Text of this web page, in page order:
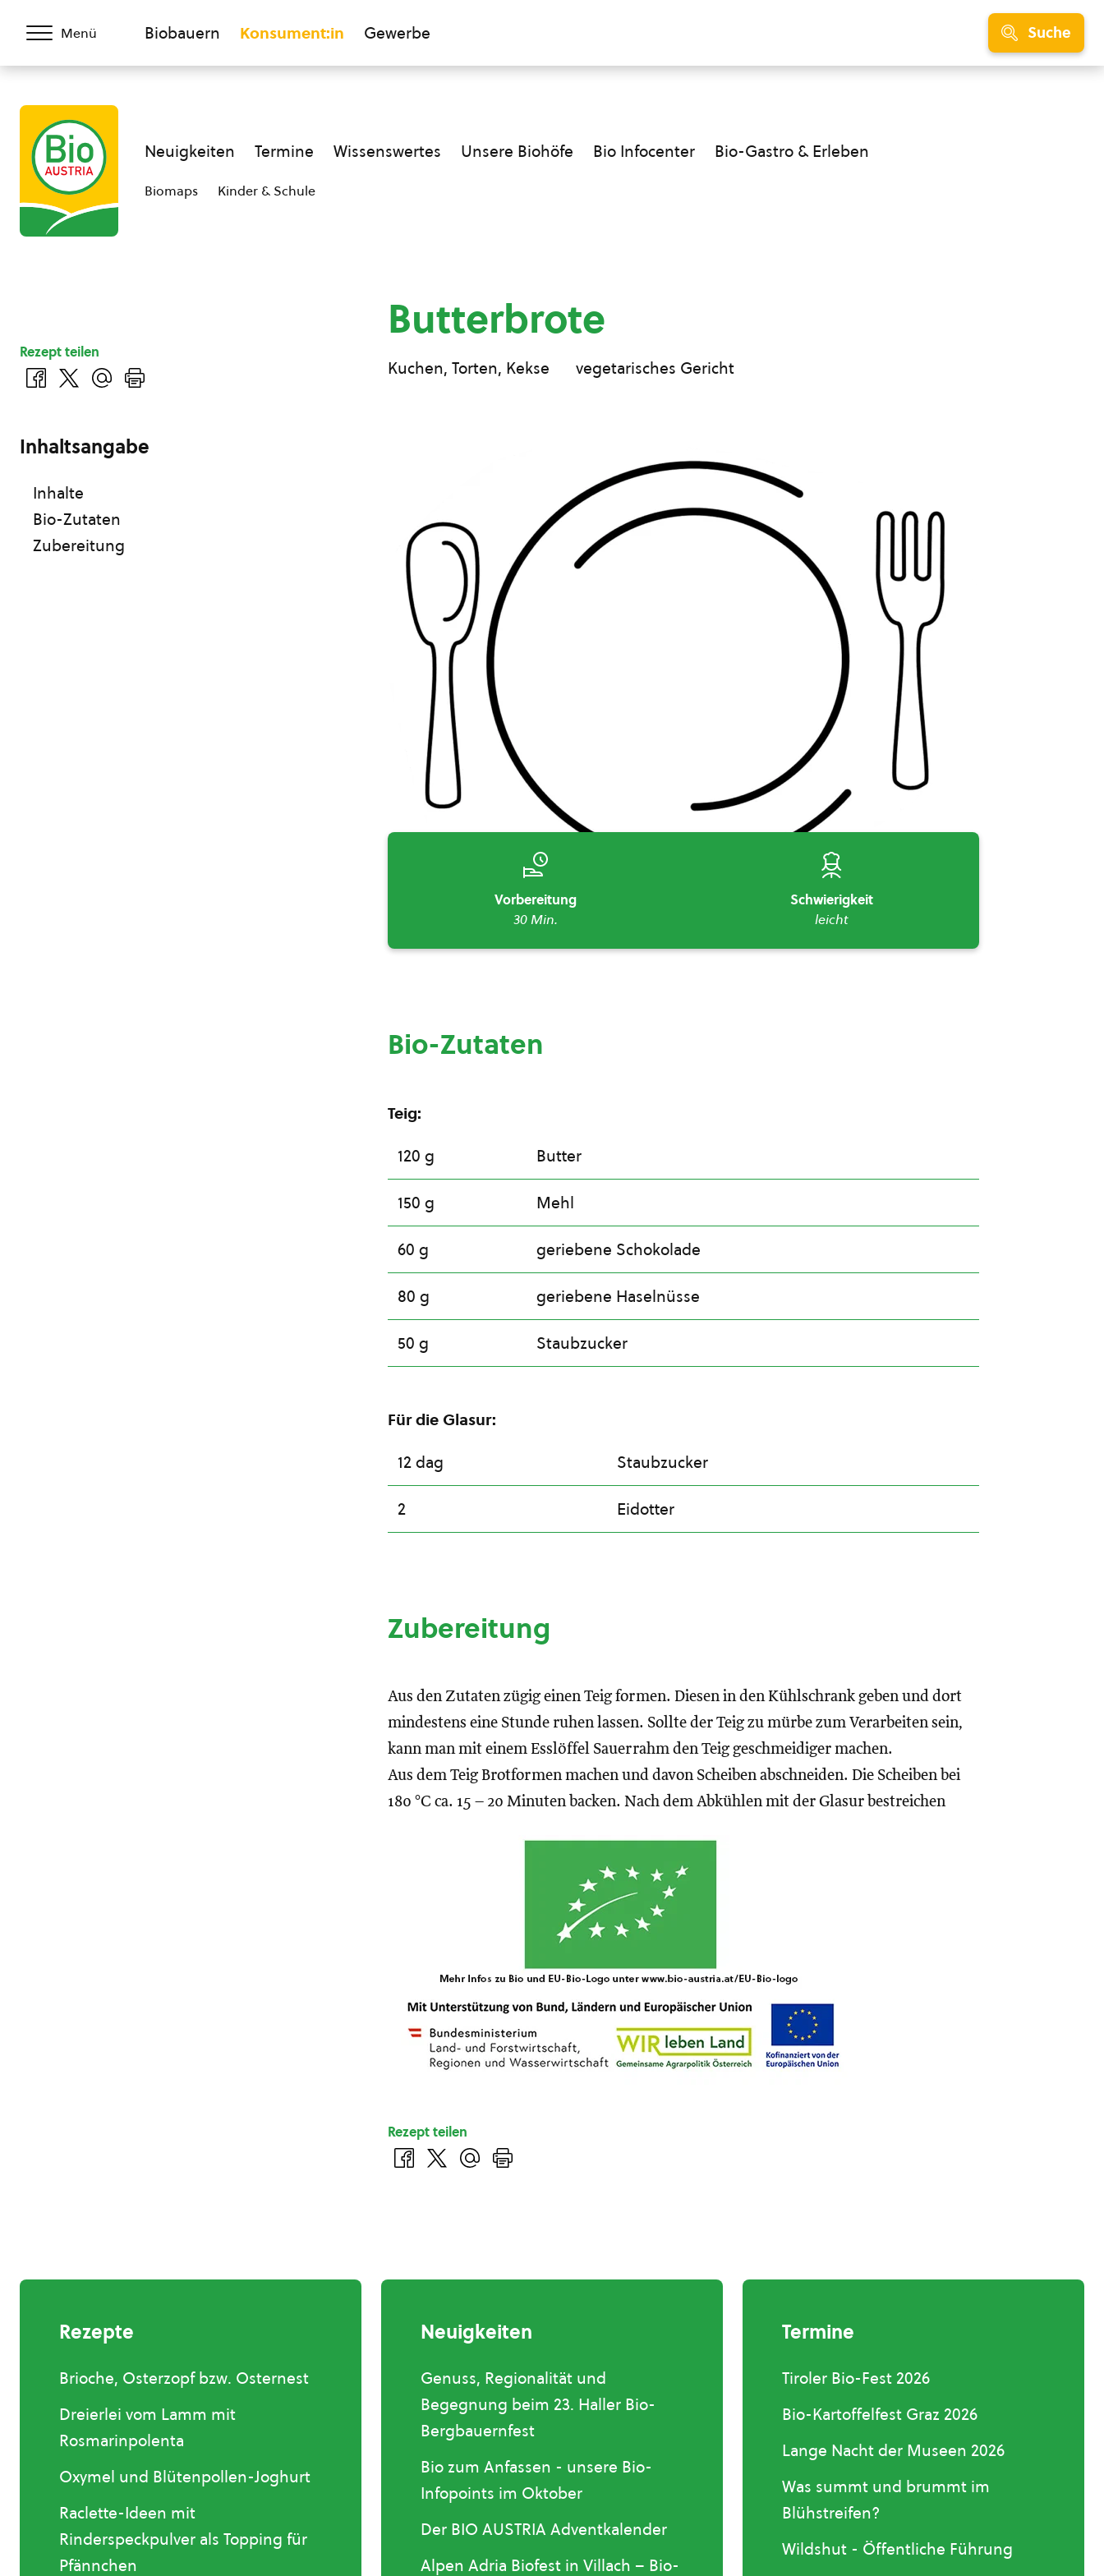
Menü Biobauern Konsument:in Gewerbe Suche
Neuigkeiten Termine Wissenswertes Unsere Biohöfe Bio Infocenter Bio-Gastro & Erleben
Biomaps Kinder & Schule
Butterbrote
Kuchen, Torten, Kekse vegetarisches Gericht
Vorbereitung
30 Min.
Schwierigkeit
leicht
Bio-Zutaten
Teig:
120 g
Butter
150 g Mehl
60 g geriebene Schokolade
80 g geriebene Haselnüsse
50 g Staubzucker
Für die Glasur:
12 dag
Staubzucker
2 Eidotter
Zubereitung
Aus den Zutaten zügig einen Teig formen. Diesen in den Kühlschrank geben und dort
mindestens eine Stunde ruhen lassen. Sollte der Teig zu mürbe zum Verarbeiten sein,
kann man mit einem Esslöffel Sauerrahm den Teig geschmeidiger machen.
Aus dem Teig Brotformen machen und davon Scheiben abschneiden. Die Scheiben bei
180 °C ca. 15 – 20 Minuten backen. Nach dem Abkühlen mit der Glasur bestreichen
Rezept teilen
Rezept teilen
Inhaltsangabe
Inhalte
Bio-Zutaten
Zubereitung
Rezepte
Brioche, Osterzopf bzw. Osternest
Dreierlei vom Lamm mit
Rosmarinpolenta
Oxymel und Blütenpollen-Joghurt
Raclette-Ideen mit
Rinderspeckpulver als Topping für
Pfännchen
Neuigkeiten
Genuss, Regionalität und
Begegnung beim 23. Haller Bio-
Bergbauernfest
Bio zum Anfassen - unsere Bio-
Infopoints im Oktober
Der BIO AUSTRIA Adventkalender
Alpen Adria Biofest in Villach – Bio-
Termine
Tiroler Bio-Fest 2026
Bio-Kartoffelfest Graz 2026
Lange Nacht der Museen 2026
Was summt und brummt im
Blühstreifen?
Wildshut - Öffentliche Führung